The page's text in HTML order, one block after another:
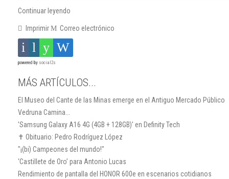
Continuar leyendo
Imprimir Correo electrónico
powered by social2s
MÁS ARTÍCULOS...
El Museo del Cante de las Minas emerge en el Antiguo Mercado Público
Vedruna Camina...
'Samsung Galaxy A16 4G (4GB + 128GB)' en Definity Tech
✝️ Obituario: Pedro Rodríguez López
"¡(bi) Campeones del mundo!"
‘Castillete de Oro’ para Antonio Lucas
Rendimiento de pantalla del HONOR 600e en escenarios cotidianos